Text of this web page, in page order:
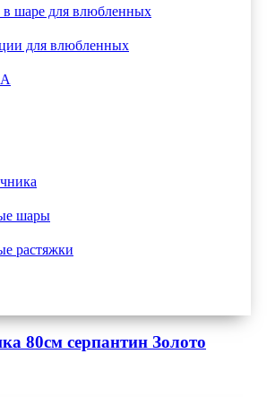
шаре для влюбленных
для влюбленных
шары
растяжки
80см серпантин Золото